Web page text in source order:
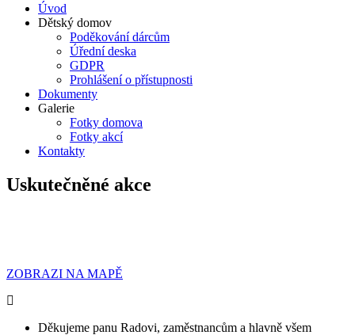
Úvod
Dětský domov
Poděkování dárcům
Úřední deska
GDPR
Prohlášení o přístupnosti
Dokumenty
Galerie
Fotky domova
Fotky akcí
Kontakty
Uskutečněné akce
ZOBRAZI NA MAPĚ
Děkujeme panu Radovi, zaměstnancům a hlavně všem